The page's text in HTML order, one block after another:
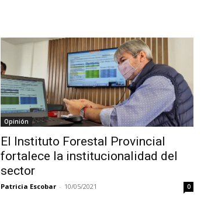
Opinión
El Instituto Forestal Provincial
fortalece la institucionalidad del
sector
Patricia Escobar - 10/05/2021 0